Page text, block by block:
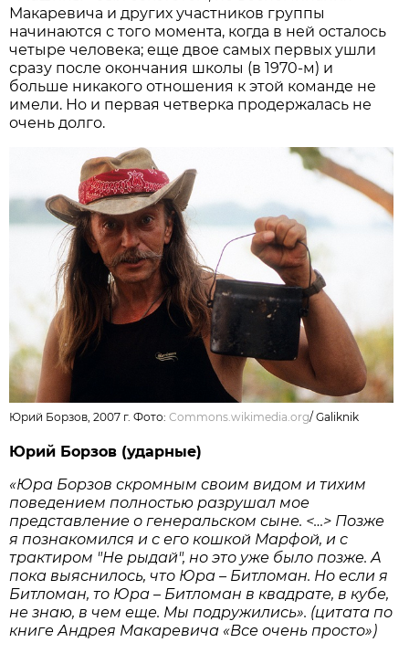
Макаревича и других участников группы
начинаются с того момента, когда в ней осталось
четыре человека; еще двое самых первых ушли
сразу после окончания школы (в 1970-м) и
больше никакого отношения к этой команде не
имели. Но и первая четверка продержалась не
очень долго.
Юрий Борзов, 2007 г. Фото:Commons.wikimedia.org/Galiknik
Юрий Борзов (ударные)
«Юра Борзов скромным своим видом и тихим
поведением полностью разрушал мое
представление о генеральском сыне. <…> Позже
я познакомился и с его кошкой Марфой, и с
трактиром "Не рыдай", но это уже было позже. А
пока выяснилось, что Юра – Битломан. Но если я
Битломан, то Юра – Битломан в квадрате, в кубе,
не знаю, в чем еще. Мы подружились». (цитата по
книге Андрея Макаревича «Все очень просто»)